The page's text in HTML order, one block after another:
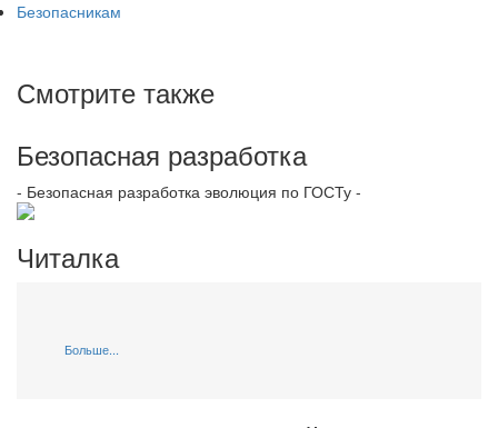
Безопасникам
Смотрите также
Безопасная разработка
- Безопасная разработка эволюция по ГОСТу -
Читалка
Больше...